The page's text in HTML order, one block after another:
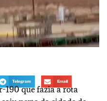
Telegram Email
190 que fazia a rota